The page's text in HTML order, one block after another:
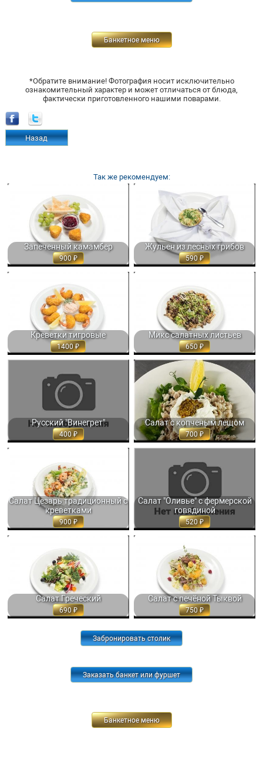
Банкетное меню
*Обратите внимание! Фотография носит исключительно
ознакомительный характер и может отличаться от блюда,
фактически приготовленного нашими поварами.
Назад
Так же рекомендуем:
Запеченный камамбер
900
ЗАПЕЧЕННЫЙ КАМАМБЕР,
СЕРВИРУЕТСЯ СВЕЖИМ
ВИНОГРАДОМ,... 300 ГР. 900
Жульен из лесных грибов
590
ЖУЛЬЕН ИЗ ЛЕСНЫХ ГРИБОВ С
БЕЛЫМ ВИНОМ, СЛИВКАМИ И
СЫРОМ 150 ГР. 590
Креветки тигровые
1400
КРЕВЕТКИ ТИГРОВЫЕ В
ХРУСТЯЩЕМ ПАНЦИРЕ С
СОУСОМ... 250/70 ГР. 1400
Микс салатных листьев
650
ЖАРЕНЫМИ ВЕШЕНКАМИ,
ЗАПРАВЛЕННЫЕ... 200 ГР. 650
Русский "Винегрет"
400
РУССКИЙ "ВИНЕГРЕТ" ИЗ
ОТВАРНЫХ ОВОЩЕЙ,
ЗАПРАВЛЕННЫЙ МАСЛОМ 220 ГР.
400
Салат с копченым лещом
700
300ГР ГР. 700
Салат Цезарь традиционный с
креветками
900
САЛАТ ЦЕЗАРЬ ТРАДИЦИОННЫЙ.
САЛАТНЫЕ ЛИСТЬЯ РОМЭЙН С...
160/60 ГР. 900
Салат "Оливье" с фермерской
говядиной
520
САЛАТ "ОЛИВЬЕ" С ФЕРМЕРСКОЙ
ГОВЯДИНОЙ 210 ГР. 520
Салат Греческий
690
САЛАТ ГРЕЧЕСКИЙ С САЛАТНЫМИ
ЛИСТЬЯМИ, СВЕЖИМИ
ОВОЩАМИ,... 250 ГР. 690
Салат с печёной Тыквой
750
САЛАТ С ПЕЧЁНОЙ ТЫКВОЙ И
ЖАРЕНОЙ КУРИНОЙ ПЕЧЕНЬЮ,...
250 ГР. 750
Забронировать столик
Заказать банкет или фуршет
Банкетное меню